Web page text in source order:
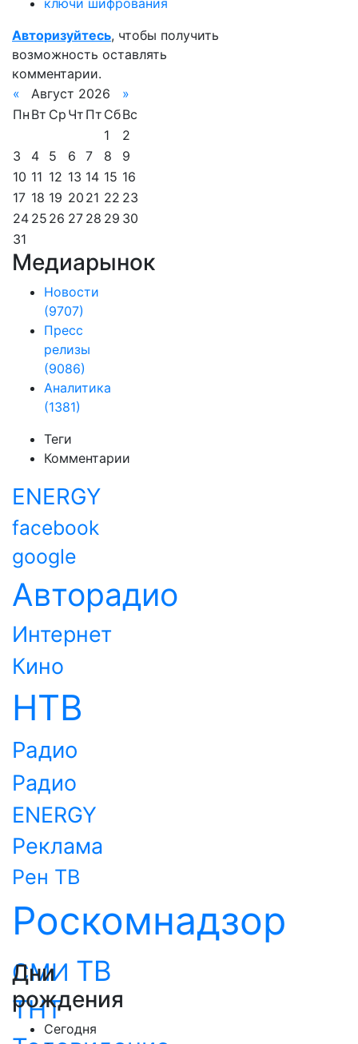
ключи шифрования
Авторизуйтесь, чтобы получить
возможность оставлять
комментарии.
«
Август 2026
»
Пн Вт Ср Чт Пт СбВс
1
2
3
4 5 6 7 8
9
10 11 12 13 14 15 16
17 18 19 20 21 22 23
24 25 26 27 28 29 30
31
Медиарынок
Новости
(9707)
Пресс
релизы
(9086)
Аналитика
(1381)
Теги
Комментарии
ENERGY
facebook
google
Авторадио
Интернет
Кино
НТВ
Радио
Радио
ENERGY
Реклама
Рен ТВ
Роскомнадзор
СМИ ТВ
ТНТ
Дни
рождения
Сегодня